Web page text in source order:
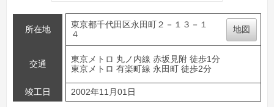
所在地
東京都千代田区永田町２－１３－１
４
地図
交通
東京メトロ 丸ノ内線 赤坂見附 徒歩1分
東京メトロ 有楽町線 永田町 徒歩2分
竣工日 2002年11月01日